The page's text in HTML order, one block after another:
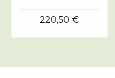
220,50 €